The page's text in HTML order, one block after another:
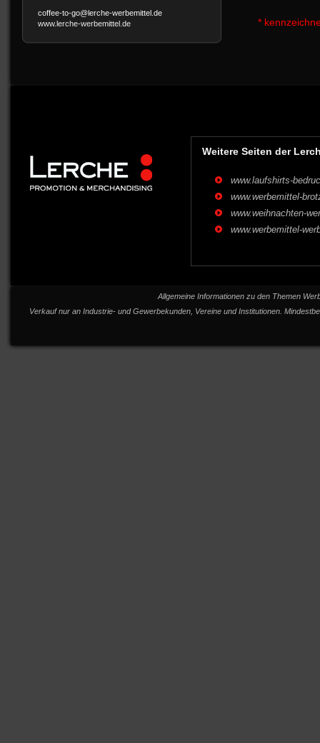
www.lerche-werbemittel.de *
Weitere Seiten der
www.laufshirts-
www.werbemittel-
www.weihnachten-
www.werbemittel-
Allgemeine Informationen zu den Themen
Verkauf nur an Industrie- und Gewerbekunden, Vereine und Institutionen.